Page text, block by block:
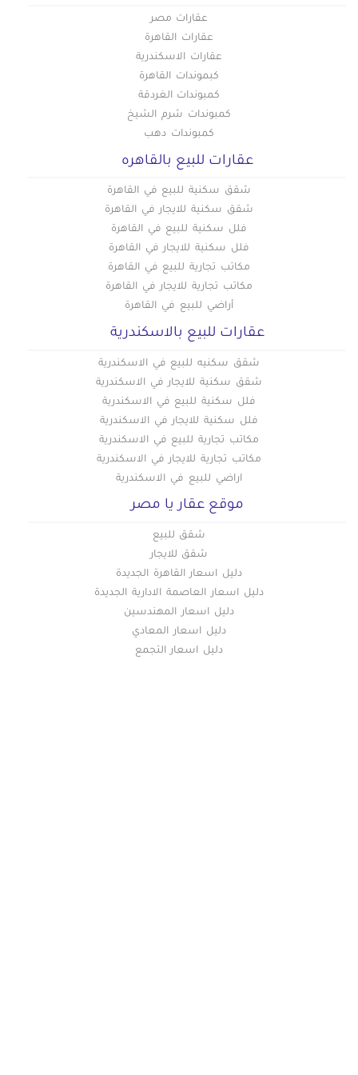
عقارات سكنية للإيجار في فلمنج
عقارات سكنية للإيجار في فيكتوريا
عقارات سكنية للإيجار في كامب شيزار
عقارات سكنية للإيجار في كرموز
عقارات سكنية للإيجار في كورنيش الإسكندرية
عقارات سكنية للإيجار في لوران
عقارات سكنية للإيجار في محرم بك
عقارات سكنية للإيجار في ميامي
عقارات سكنية للإيجار في مينا البصل
شقق للإيجار في العبور
شقق للإيجار في مصر الجديدة
شقق للإيجار في الاسماعيلية
شقق للإيجار في العاشر من رمضان
شقق للإيجار في المعادي
شقق للإيجار في فيصل
شقق للإيجار في الرحاب
شقق للإيجار بالسويس
شقق للايجار بدمنهور
عقارات مصر
عقارات القاهرة
عقارات الاسكندرية
كبموندات القاهرة
كمبوندات الغردقة
كمبوندات شرم الشيخ
كمبوندات دهب
عقارات للبيع بالقاهره
شقق سكنية للبيع في القاهرة
شقق سكنية للايجار في القاهرة
فلل سكنية للبيع في القاهرة
فلل سكنية للايجار في القاهرة
مكاتب تجارية للبيع في القاهرة
مكاتب تجارية للايجار في القاهرة
أراضي للبيع في القاهرة
عقارات للبيع بالاسكندرية
شقق سكنيه للبيع في الاسكندرية
شقق سكنية للايجار في الاسكندرية
فلل سكنية للبيع في الاسكندرية
فلل سكنية للايجار في الاسكندرية
مكاتب تجارية للبيع في الاسكندرية
مكاتب تجارية للايجار في الاسكندرية
اراضي للبيع في الاسكندرية
موقع عقار يا مصر
شقق للبيع
شقق للايجار
دليل اسعار القاهرة الجديدة
دليل اسعار العاصمة الادارية الجديدة
دليل اسعار المهندسين
دليل اسعار المعادي
دليل اسعار التجمع